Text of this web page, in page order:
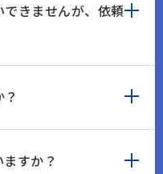
きませんが、依頼
すか？